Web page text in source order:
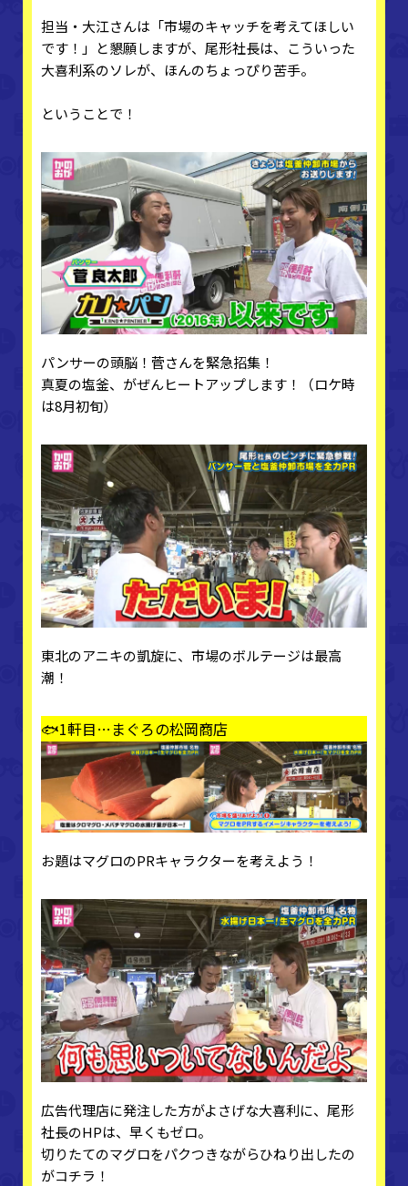
担当・大江さんは「市場のキャッチを考えてほしい
です！」と懇願しますが、尾形社長は、こういった
大喜利系のソレが、ほんのちょっぴり苦手。
ということで！
パンサーの頭脳！菅さんを緊急招集！
真夏の塩釜、がぜんヒートアップします！（ロケ時
は8月初旬）
東北のアニキの凱旋に、市場のボルテージは最高
潮！
🐟1軒目…まぐろの松岡商店
お題はマグロのPRキャラクターを考えよう！
広告代理店に発注した方がよさげな大喜利に、尾形
社長のHPは、早くもゼロ。
切りたてのマグロをパクつきながらひねり出したの
がコチラ！